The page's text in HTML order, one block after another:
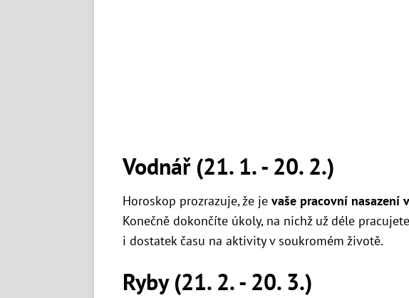
Vodnář (21. 1. - 20. 2.)
Horoskop prozrazuje, že je vaše pracovní nasazení
Konečně dokončíte úkoly, na nichž už déle
i dostatek času na aktivity v soukromém životě.
Ryby (21. 2. - 20. 3.)